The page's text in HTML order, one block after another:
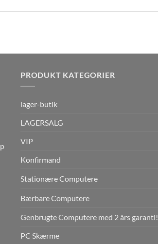
PRODUKT KATEGORIER
lager-butik
LAGERSALG
VIP
Konfirmand
Stationære Computere
Bærbare Computere
Genbrugte Computere med 2 års garanti!
PC Skærme